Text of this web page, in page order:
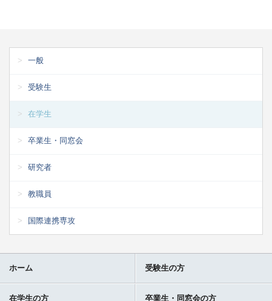
一般
受験生
在学生
卒業生・同窓会
研究者
教職員
国際連携専攻
ホーム 受験生の方
在学生の方 卒業生・同窓会の方